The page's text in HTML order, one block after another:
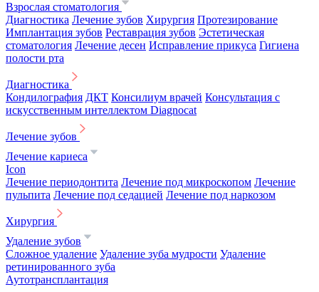
Взрослая стоматология
Диагностика Лечение зубов Хирургия Протезирование
Имплантация зубов Реставрация зубов Эстетическая
стоматология Лечение десен Исправление прикуса Гигиена
полости рта
Диагностика
Кондилография ДКТ Консилиум врачей Консультация с
искусственным интеллектом Diagnocat
Лечение зубов
Лечение кариеса
Icon
Лечение периодонтита Лечение под микроскопом Лечение
пульпита Лечение под седацией Лечение под наркозом
Хирургия
Удаление зубов
Сложное удаление Удаление зуба мудрости Удаление
ретинированного зуба
Аутотрансплантация